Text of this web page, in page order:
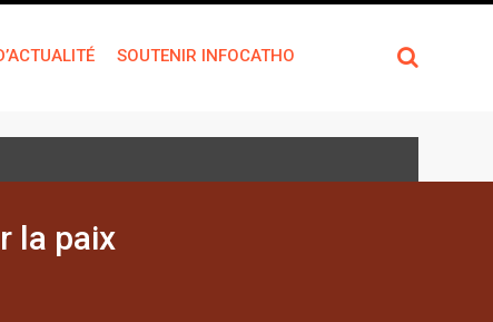
SOUTENIR INFOCATHO
la paix